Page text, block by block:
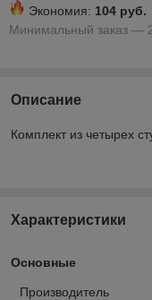
Экономия: 104 руб.
Минимальный заказ —
Описание
Комплект из четырех
Характеристики
Основные
Производитель